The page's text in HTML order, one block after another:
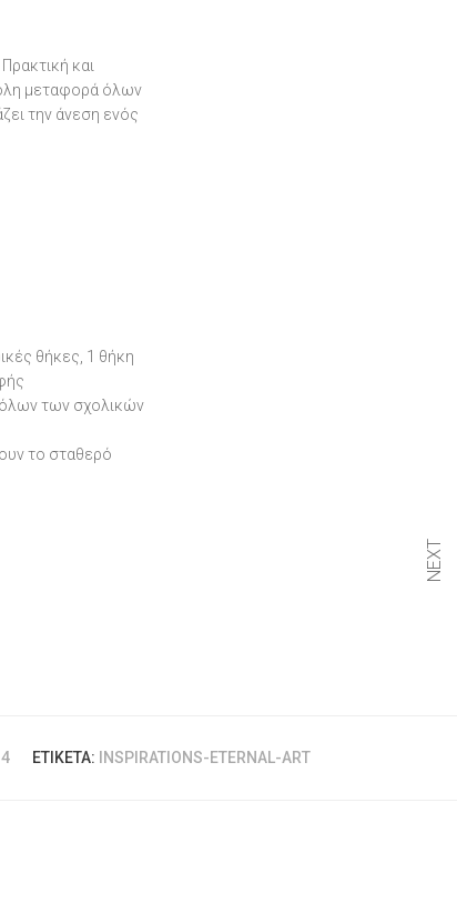
NEXT
και
μεταφορά όλων
την άνεση ενός
θήκες, 1 θήκη
όλων των σχολικών
το σταθερό
ΕΤΙΚΈΤΑ: INSPIRATIONS-ETERNAL-ART